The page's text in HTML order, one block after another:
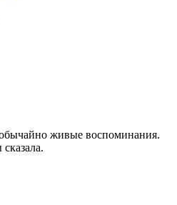
живые воспоминания.